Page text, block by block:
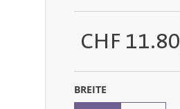
Regulärer Preis:
CHF 11.80
BREITE